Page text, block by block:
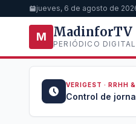
jueves, 6 de agosto de
M MadinforTV
PERIÓDICO DIGITAL
VERIGEST · RRHH
Control de